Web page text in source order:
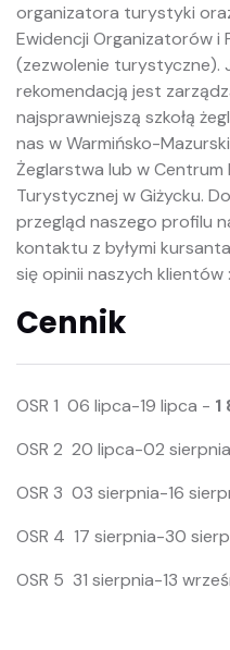
organizatora turystyki
Ewidencji Organizatorów
(zezwolenie turystyczne).
rekomendacją jest
najsprawniejszą szkołą
nas w Warmińsko-
Żeglarstwa lub w Centrum
Turystycznej w Giżycku.
przegląd naszego profilu
kontaktu z byłymi
się opinii naszych klientów
Cennik
OSR 1 06 lipca-19 lipca - 1
OSR 2 20 lipca-02
OSR 3 03 sierpnia-16
OSR 4 17 sierpnia-30
OSR 5 31 sierpnia-13